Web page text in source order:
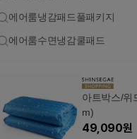
에어룸냉감패드풀패키지
에어룸수면냉감쿨패드
아트박스/위
m)
49,090원